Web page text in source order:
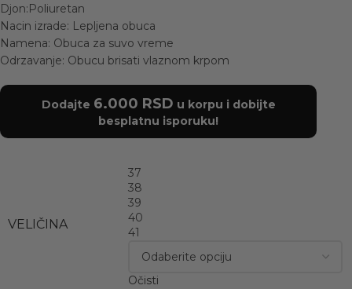
Djon:Poliuretan
Nacin izrade: Lepljena obuca
Namena: Obuca za suvo vreme
Odrzavanje: Obucu brisati vlaznom krpom
Dodajte 6.000 RSD u korpu i dobijte
besplatnu isporuku!
VELIČINA
37
38
39
40
41
Očisti